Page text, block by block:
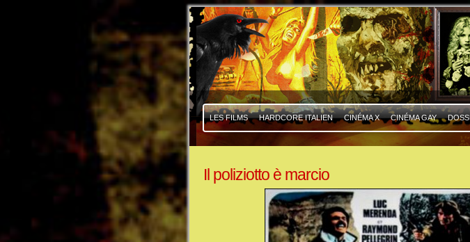
LES FILMS HARDCORE ITALIEN CINÉMA X CINÉMA GAY
Il poliziotto è marcio